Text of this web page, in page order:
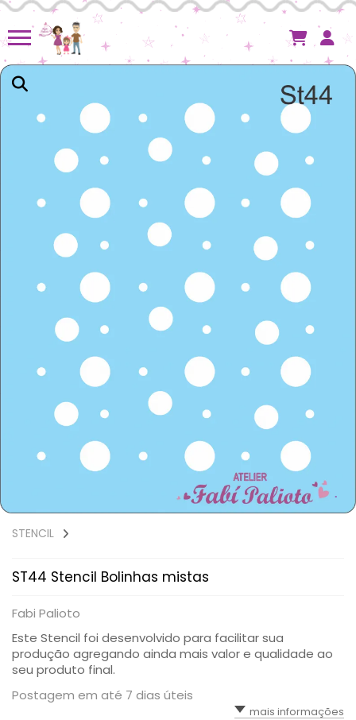
STENCIL
ST44 Stencil Bolinhas mistas
Fabi Palioto
Este Stencil foi desenvolvido para facilitar sua
produção agregando ainda mais valor e qualidade ao
seu produto final.
Postagem em até 7 dias úteis
mais informações